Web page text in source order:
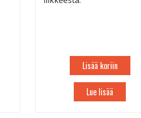
Lisää koriin
Lue lisää